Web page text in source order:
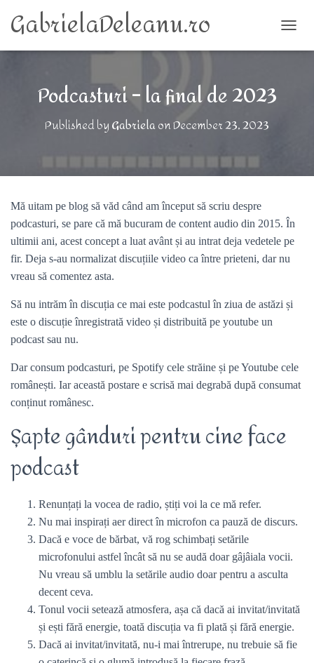
GabrielaDeleanu.ro
Podcasturi – la final de 2023
Published byGabrielaonDecember 23, 2023
Mă uitam pe blog să văd când am început să scriu despre
podcasturi, se pare că mă bucuram de content audio din 2015. În
ultimii ani, acest concept a luat avânt și au intrat deja vedetele pe
fir. Deja s-au normalizat discuțiile video ca între prieteni, dar nu
vreau să comentez asta.
Să nu intrăm în discuția ce mai este podcastul în ziua de astăzi și
este o discuție înregistrată video și distribuită pe youtube un
podcast sau nu.
Dar consum podcasturi, pe Spotify cele străine și pe Youtube cele
românești. Iar această postare e scrisă mai degrabă după consumat
conținut românesc.
Șapte gânduri pentru cine face
podcast
Renunțați la vocea de radio, știți voi la ce mă refer.
Nu mai inspirați aer direct în microfon ca pauză de discurs.
Dacă e voce de bărbat, vă rog schimbați setările
microfonului astfel încât să nu se audă doar gâjâiala vocii.
Nu vreau să umblu la setările audio doar pentru a asculta
decent ceva.
Tonul vocii setează atmosfera, așa că dacă ai invitat/invitată
și ești fără energie, toată discuția va fi plată și fără energie.
Dacă ai invitat/invitată, nu-i mai întrerupe, nu trebuie să fie